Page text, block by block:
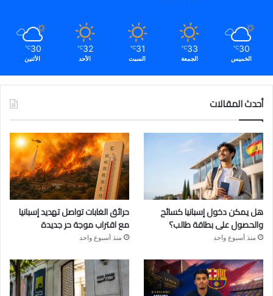
30
℃
الخميس
33
℃
الجمعة
31
℃
السبت
32
℃
الأحد
30
℃
الأثنين
أحدث المقالات
هل يمكن دخول إسبانيا كسائح
والحصول على بطاقة طالب؟
منذ أسبوع واحد
حرائق الغابات تواصل تهديد إسبانيا
مع اقتراب موجة حر جديدة
منذ أسبوع واحد